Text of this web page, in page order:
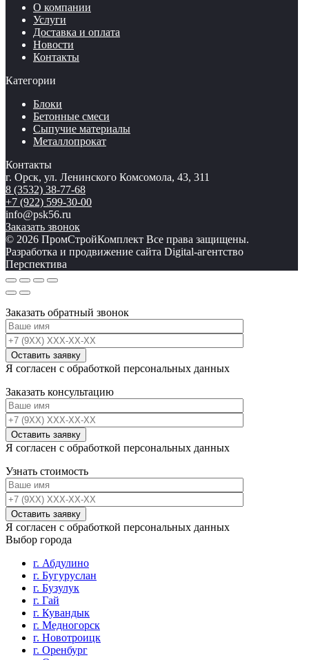
О компании
Услуги
Доставка и оплата
Новости
Контакты
Категории
Блоки
Бетонные смеси
Сыпучие материалы
Металлопрокат
Контакты
г. Орск, ул. Ленинского Комсомола, 43, 311
8 (3532) 38-77-68
+7 (922) 599-30-00
info@psk56.ru
Заказать звонок
© 2026 ПромСтройКомплект Все права защищены.
Разработка и продвижение сайта Digital-агентство
Перспектива
Заказать обратный звонок
Я согласен с обработкой персональных данных
Заказать консультацию
Я согласен с обработкой персональных данных
Узнать стоимость
Я согласен с обработкой персональных данных
Выбор города
г. Абдулино
г. Бугуруслан
г. Бузулук
г. Гай
г. Кувандык
г. Медногорск
г. Новотроицк
г. Оренбург